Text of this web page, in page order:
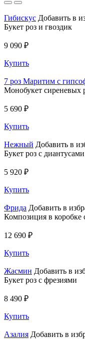
Гибискус Добавить в
Букет роз и гвоздик
9 090 ₽
Купить
7 роз Маритим с
Монобукет сиреневых
5 690 ₽
Купить
Нежный Добавить в
Букет роз с
5 920 ₽
Купить
Фрида Добавить в
Композиция в коробке
12 690 ₽
Купить
Жасмин Добавить в
Букет роз с фрезиями
8 490 ₽
Купить
Азалия Добавить в